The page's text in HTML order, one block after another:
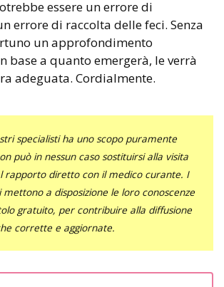
essere un errore di
errore di raccolta delle feci. Senza
un approfondimento
base a quanto emergerà, le verrà
adeguata. Cordialmente.
specialisti ha uno scopo puramente
può in nessun caso sostituirsi alla visita
rapporto diretto con il medico curante. I
mettono a disposizione le loro conoscenze
gratuito, per contribuire alla diffusione
corrette e aggiornate.